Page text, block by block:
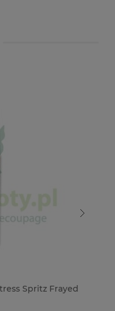
Spritz Frayed